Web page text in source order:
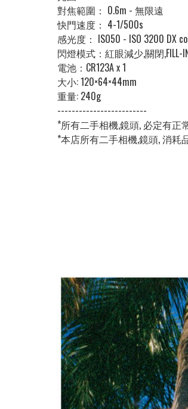
對焦範圍： 0.6m - 無限遠
快門速度： 4-1/500s
感光度： ISO50 - ISO 3200 DX
閃燈模式：紅眼減少,關閉
電池：CR123A x 1
大小: 120×64×44mm
重量: 240g
-------------------------
*所有二手相機,鏡頭, 必定有正
*本店所有二手相機,鏡頭, 消耗